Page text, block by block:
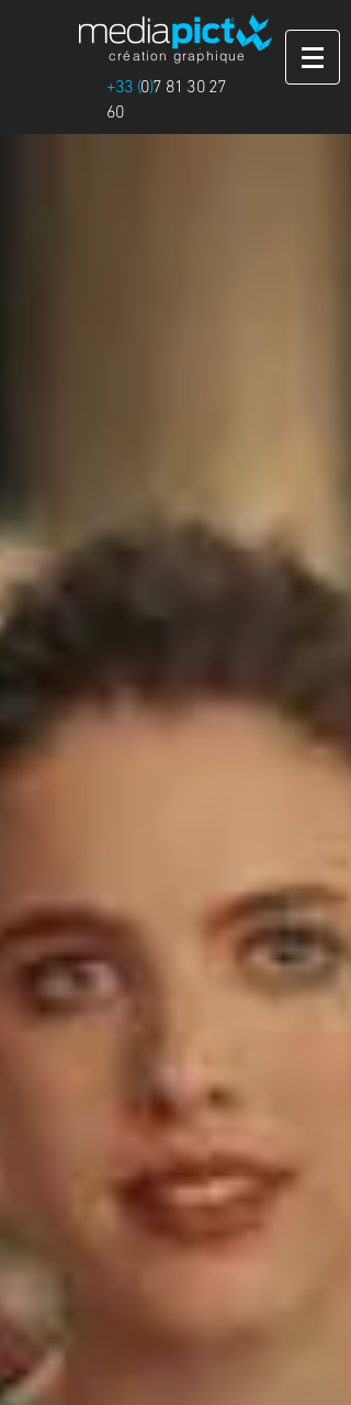
création graphique
+33 (0)7 81 30 27
60